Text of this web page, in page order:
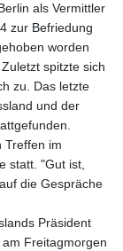
als Vermittler
zur Befriedung
worden
spitzte sich
zu. Das letzte
und der
Treffen im
statt. "Gut ist,
die Gespräche
Präsident
Freitagmorgen